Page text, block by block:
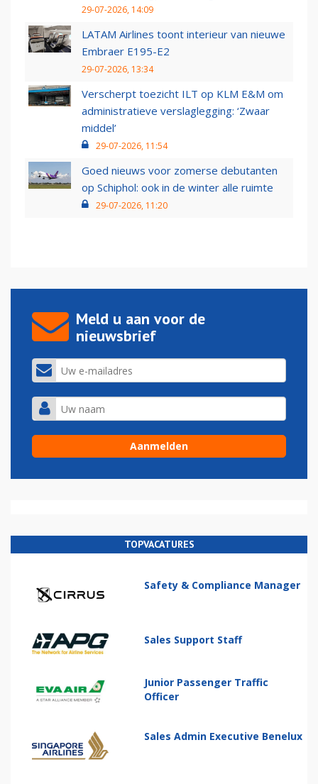
29-07-2026, 14:09
LATAM Airlines toont interieur van nieuwe
Embraer E195-E2
29-07-2026, 13:34
Verscherpt toezicht ILT op KLM E&M om
administratieve verslaglegging: ‘Zwaar
middel’
29-07-2026, 11:54
Goed nieuws voor zomerse debutanten
op Schiphol: ook in de winter alle ruimte
29-07-2026, 11:20
Meld u aan voor de
nieuwsbrief
TOPVACATURES
Safety & Compliance Manager
Sales Support Staff
Junior Passenger Traffic
Officer
Sales Admin Executive Benelux